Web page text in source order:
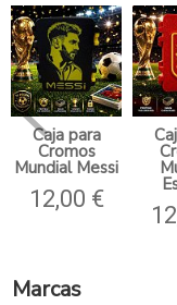
Marcas
Caja para
Cromos
Mundial Messi
12,00 €